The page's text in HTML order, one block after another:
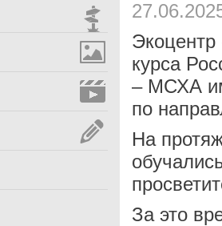
Экоцентр
курса
– МСХА
по
На
За это